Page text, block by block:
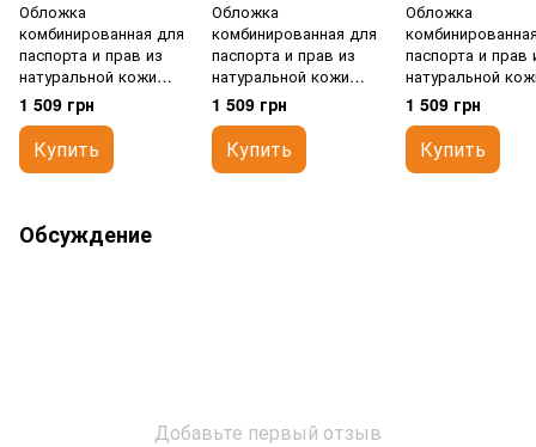
Обложка
комбинированная для
паспорта и прав из
натуральной кожи
Karra k10004b.828.02/82
1 509 грн
Купить
Обложка
комбинированная для
паспорта и прав из
натуральной кожи
Karra k10004.705.84
1 509 грн
Купить
Обложка
паспорта и прав
натуральной
Karra
1 509 грн
Купить
Обсуждение
Добавьте первый отзыв